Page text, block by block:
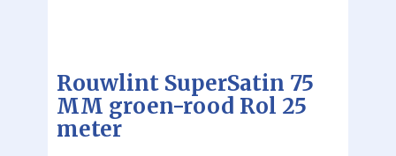
Rouwlint SuperSatin 75
MM groen-rood Rol 25
meter